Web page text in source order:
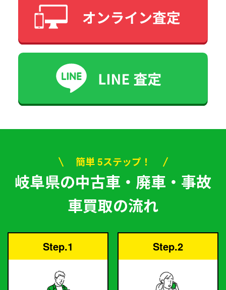
簡単 5ステップ！
岐阜県の中古車・廃車・事故
車買取の流れ
Step.1 Step.2